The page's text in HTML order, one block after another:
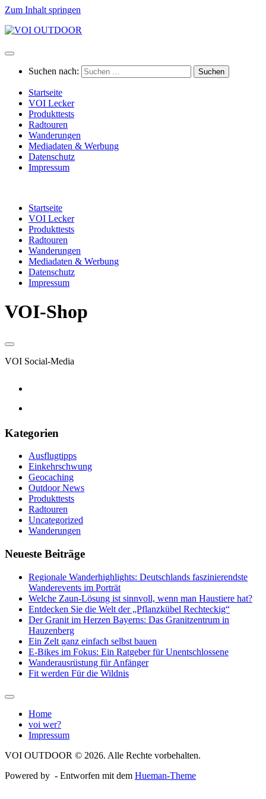
Zum Inhalt springen
Suchen nach:
Startseite
VOI Lecker
Produkttests
Radtouren
Wanderungen
Mediadaten & Werbung
Datenschutz
Impressum
Startseite
VOI Lecker
Produkttests
Radtouren
Wanderungen
Mediadaten & Werbung
Datenschutz
Impressum
VOI-Shop
VOI Social-Media
Kategorien
Ausflugtipps
Einkehrschwung
Geocaching
Outdoor News
Produkttests
Radtouren
Uncategorized
Wanderungen
Neueste Beiträge
Regionale Wanderhighlights: Deutschlands faszinierendste
Wanderevents im Porträt
Welche Zaun-Lösung ist sinnvoll, wenn man Haustiere hat?
Entdecken Sie die Welt der „Pflanzkübel Rechteckig“
Der Granit im Herzen Bayerns: Das Granitzentrum in
Hauzenberg
Ein Zelt ganz einfach selbst bauen
E-Bikes im Fokus: Ein Ratgeber für Unentschlossene
Wanderausrüstung für Anfänger
Fit werden Für die Wildnis
Home
voi wer?
Impressum
VOI OUTDOOR © 2026. Alle Rechte vorbehalten.
Powered by - Entworfen mit dem Hueman-Theme